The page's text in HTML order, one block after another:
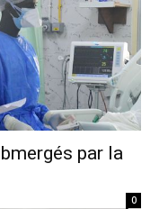
par la
0